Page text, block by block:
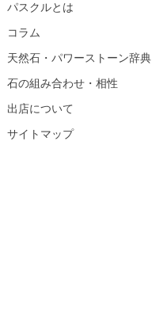
パスクルとは
コラム
天然石・パワーストーン辞典
石の組み合わせ・相性
出店について
サイトマップ